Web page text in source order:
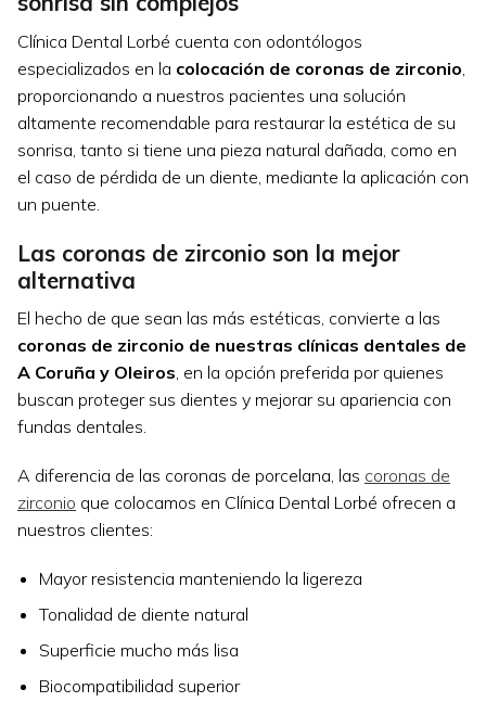
Clínica Dental Lorbé cuenta con odontólogos
especializados en la colocación de coronas de zirconio
proporcionando a nuestros pacientes una solución
altamente recomendable para restaurar la estética de su
sonrisa, tanto si tiene una pieza natural dañada, como en
el caso de pérdida de un diente, mediante la aplicación con
un puente.
Las coronas de zirconio son la mejor
alternativa
El hecho de que sean las más estéticas, convierte a las
coronas de zirconio de nuestras clínicas dentales de
A Coruña y Oleiros , en la opción preferida por quienes
buscan proteger sus dientes y mejorar su apariencia con
fundas dentales.
A diferencia de las coronas de porcelana, las coronas de
zirconio que colocamos en Clínica Dental Lorbé ofrecen a
nuestros clientes:
Mayor resistencia manteniendo la ligereza
Tonalidad de diente natural
Superficie mucho más lisa
Biocompatibilidad superior